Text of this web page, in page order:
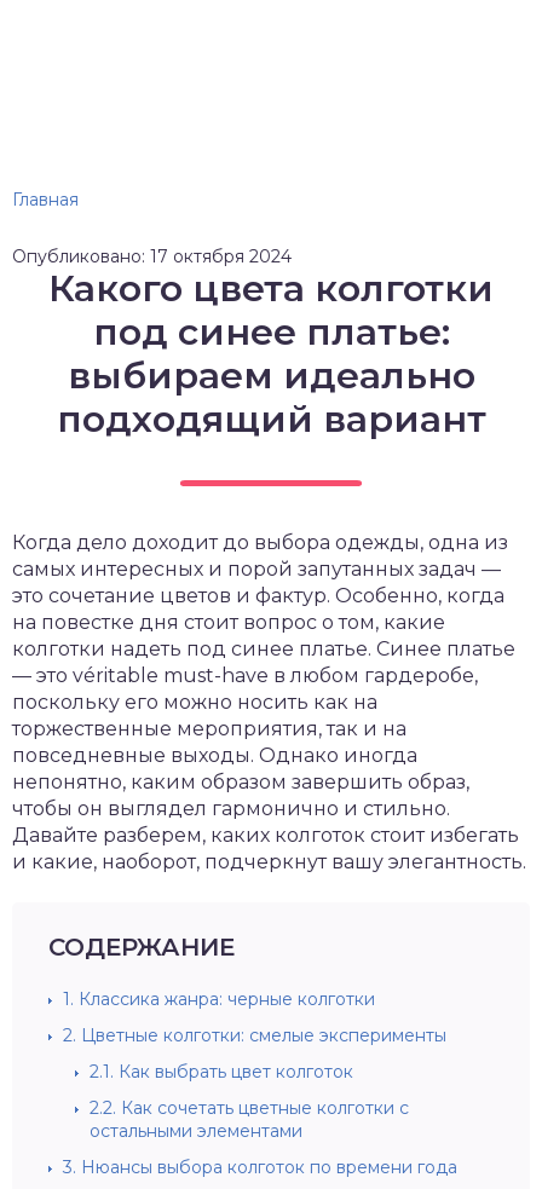
Главная
Опубликовано: 17 октября 2024
Какого цвета колготки
под синее платье:
выбираем идеально
подходящий вариант
Когда дело доходит до выбора одежды, одна из
самых интересных и порой запутанных задач —
это сочетание цветов и фактур. Особенно, когда
на повестке дня стоит вопрос о том, какие
колготки надеть под синее платье. Синее платье
— это véritable must-have в любом гардеробе,
поскольку его можно носить как на
торжественные мероприятия, так и на
повседневные выходы. Однако иногда
непонятно, каким образом завершить образ,
чтобы он выглядел гармонично и стильно.
Давайте разберем, каких колготок стоит избегать
и какие, наоборот, подчеркнут вашу элегантность.
СОДЕРЖАНИЕ
1. Классика жанра: черные колготки
2. Цветные колготки: смелые эксперименты
2.1. Как выбрать цвет колготок
2.2. Как сочетать цветные колготки с
остальными элементами
3. Нюансы выбора колготок по времени года